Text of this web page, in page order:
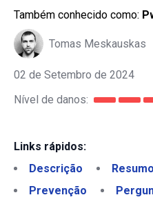
Também conhecido como:
Tomas Meskauskas
02 de Setembro de 2024
Nível de danos:
Links rápidos:
Descrição
Resumo
Prevenção